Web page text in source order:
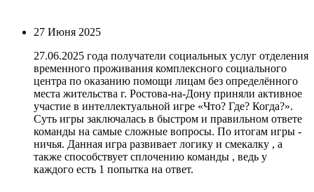
27 Июня 2025
27.06.2025 года получатели социальных услуг отделения
временного проживания комплексного социального
центра по оказанию помощи лицам без определённого
места жительства г. Ростова-на-Дону приняли активное
участие в интеллектуальной игре «Что? Где? Когда?».
Суть игры заключалась в быстром и правильном ответе
команды на самые сложные вопросы. По итогам игры -
ничья. Данная игра развивает логику и смекалку , а
также способствует сплочению команды , ведь у
каждого есть 1 попытка на ответ.